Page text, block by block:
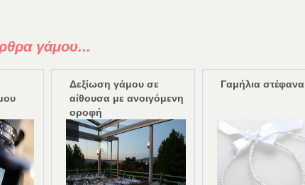
γάμου...
Δεξίωση γάμου σε
αίθουσα με ανοιγόμενη
οροφή
Γαμήλια στέφανα